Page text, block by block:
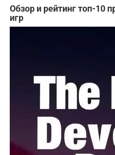
Обзор и рейтинг топ-10
игр